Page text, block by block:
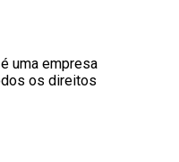
uma empresa
os direitos